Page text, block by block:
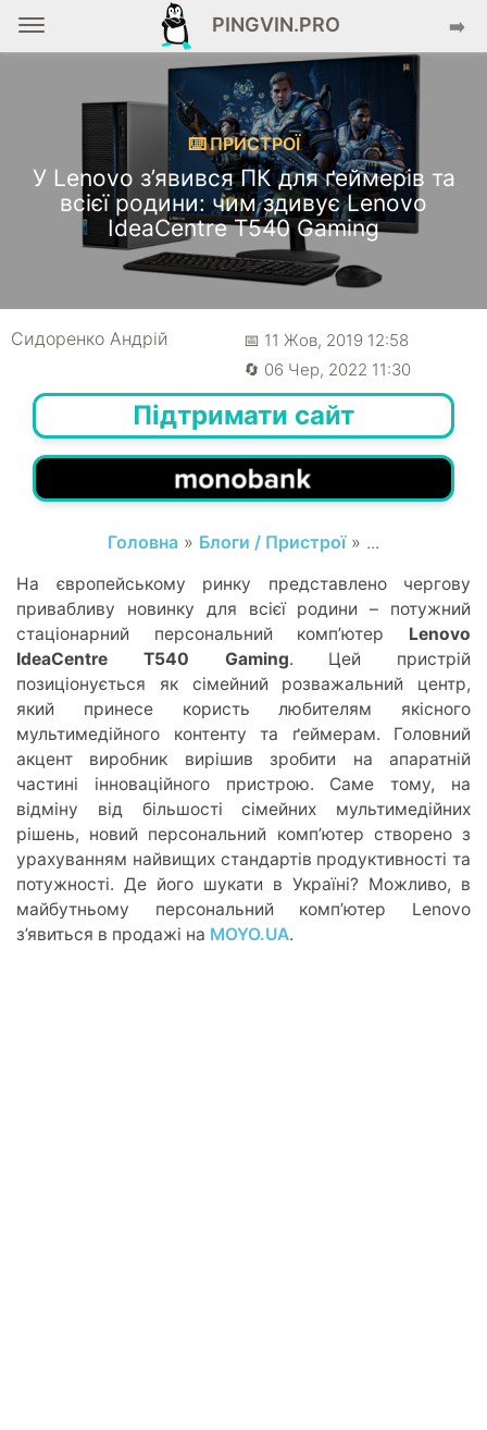
PINGVIN.PRO ➡️
⌨️ ПРИСТРОЇ
У Lenovo з’явився ПК для ґеймерів та
всієї родини: чим здивує Lenovo
IdeaCentre T540 Gaming
Сидоренко Андрій
📅 11 Жов, 2019 12:58
🔄 06 Чер, 2022 11:30
Підтримати сайт
Головна » Блоги / Пристрої» ...
На європейському ринку представлено чергову
привабливу новинку для всієї родини – потужний
стаціонарний персональний комп’ютер Lenovo
IdeaCentre T540 Gaming. Цей пристрій
позиціонується як сімейний розважальний центр,
який принесе користь любителям якісного
мультимедійного контенту та ґеймерам. Головний
акцент виробник вирішив зробити на апаратній
частині інноваційного пристрою. Саме тому, на
відміну від більшості сімейних мультимедійних
рішень, новий персональний комп’ютер створено з
урахуванням найвищих стандартів продуктивності та
потужності. Де його шукати в Україні? Можливо, в
майбутньому персональний комп’ютер Lenovo
з’явиться в продажі на MOYO.UA.